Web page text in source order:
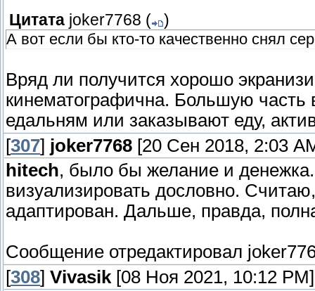
Цитата joker7768 (
)
А вот если бы кто-то качественно снял
Вряд ли получится хорошо
кинематографична. Большую часть
едальням или заказывают еду,
[307] joker7768 [20 Сен 2018, 2:03
hitech, было бы желание и
визуализировать дословно.
адаптирован. Дальше, правда,
Сообщение отредактировал
[308] Vivasik [08 Ноя 2021, 10:12 PM]